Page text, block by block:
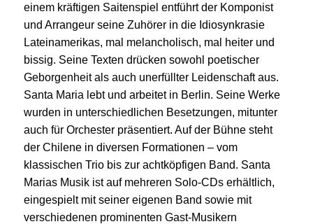
einem kräftigen Saitenspiel entführt der Komponist
und Arrangeur seine Zuhörer in die Idiosynkrasie
Lateinamerikas, mal melancholisch, mal heiter und
bissig. Seine Texten drücken sowohl poetischer
Geborgenheit als auch unerfüllter Leidenschaft aus.
Santa Maria lebt und arbeitet in Berlin. Seine Werke
wurden in unterschiedlichen Besetzungen, mitunter
auch für Orchester präsentiert. Auf der Bühne steht
der Chilene in diversen Formationen – vom
klassischen Trio bis zur achtköpfigen Band. Santa
Marias Musik ist auf mehreren Solo-CDs erhältlich,
eingespielt mit seiner eigenen Band sowie mit
verschiedenen prominenten Gast-Musikern